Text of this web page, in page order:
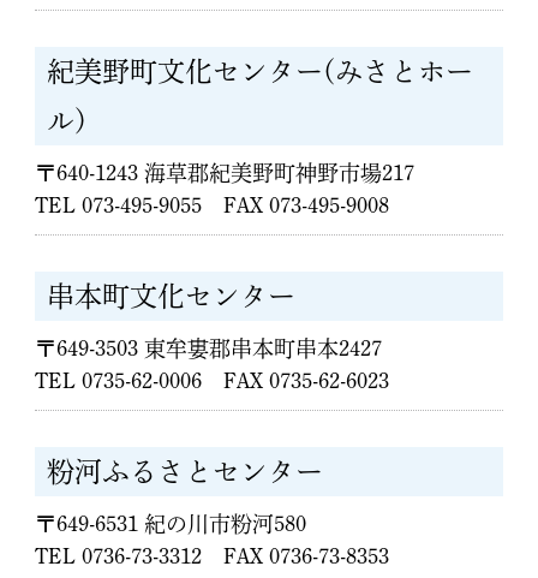
紀美野町文化センター(みさとホー
ル)
〒640-1243 海草郡紀美野町神野市場217
TEL 073-495-9055 FAX 073-495-9008
串本町文化センター
〒649-3503 東牟婁郡串本町串本2427
TEL 0735-62-0006 FAX 0735-62-6023
粉河ふるさとセンター
〒649-6531 紀の川市粉河580
TEL 0736-73-3312 FAX 0736-73-8353